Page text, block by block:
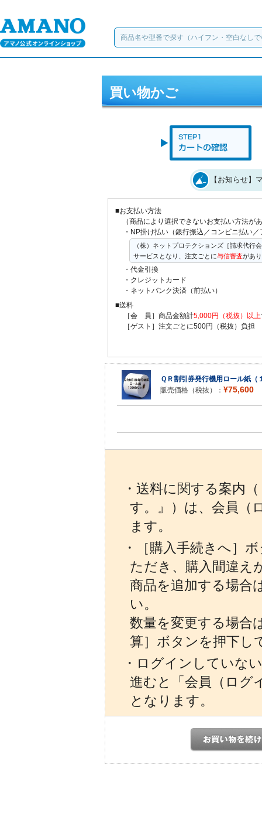
買い物かご
【お知らせ】
■お支払い方法
（商品により選択できないお支払い方法が
・NP掛け払い（銀行振込／コンビニ払い
（株）ネットプロテクションズ［請求代行
サービスとなり、注文ごとに与信審査があ
・代金引換
・クレジットカード
・ネットバンク決済（前払い）
■送料
［会 員］商品金額計5,000円（税抜）以上
［ゲスト］注文ごとに500円（税抜）負担
ＱＲ割引券発行機用ロール紙（
販売価格（税抜）： ¥75,600
・送料に関する案内
す。』）は、会員（
ます。
・［購入手続きへ］
ただき、購入間違え
商品を追加する場合
い。
数量を変更する場合
算］ボタンを押下し
・ログインしていな
進むと「会員（ログ
となります。